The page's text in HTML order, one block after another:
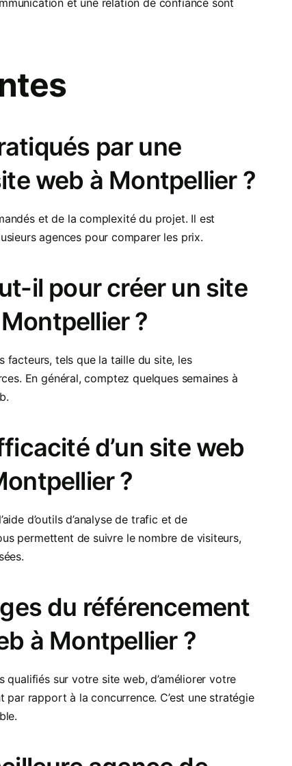
et une relation de confiance sont
par une
web à Montpellier ?
et de la complexité du projet. Il est
agences pour comparer les prix.
il pour créer un site
?
facteurs, tels que la taille du site, les
En général, comptez quelques semaines à
d’un site web
?
d’outils d’analyse de trafic et de
permettent de suivre le nombre de visiteurs,
du référencement
à Montpellier ?
qualifiés sur votre site web, d’améliorer votre
rapport à la concurrence. C’est une stratégie